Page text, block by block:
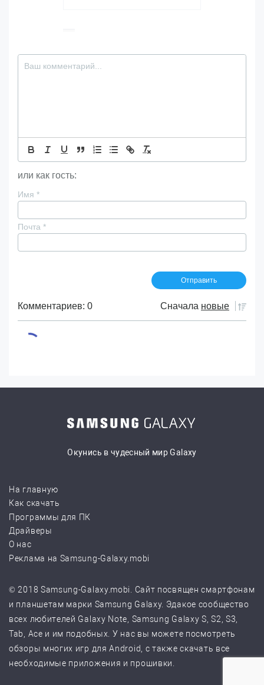
или как гость:
Имя *
Почта *
Комментариев: 0 Сначала новые
Окунись в чудесный мир Galaxy
На главную
Как скачать
Программы для ПК
Драйверы
О нас
Реклама на Samsung-Galaxy.mobi
© 2018 Samsung-Galaxy.mobi. Сайт посвящен смартфонам
и планшетам марки Samsung Galaxy. Эдакое сообщество
всех любителей Galaxy Note, Samsung Galaxy S, S2, S3,
Tab, Ace и им подобных. У нас вы можете посмотреть
обзоры многих игр для Android, с также скачать все
необходимые приложения и прошивки.